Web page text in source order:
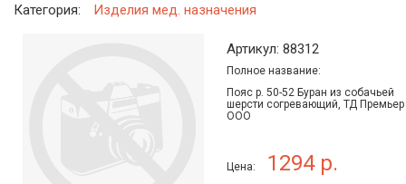
Категория: Изделия мед. назначения
Артикул: 88312
Полное название:
Пояс р. 50-52 Буран из собачьей
шерсти согревающий, ТД Премьер
ООО
Цена: 1294 р.